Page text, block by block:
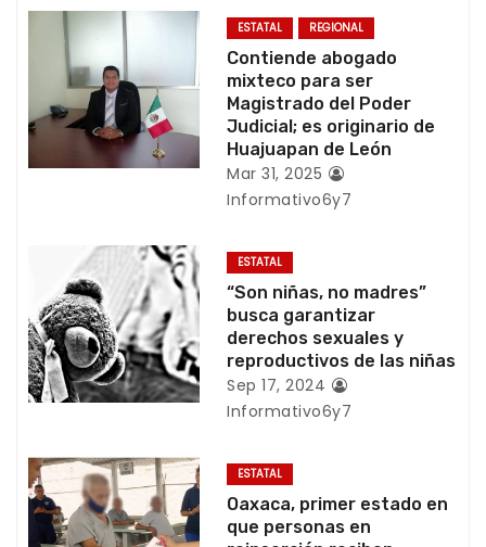
a
i
ó
e
e
n
r
a
ESTATAL REGIONAL
Contiende abogado
mixteco para ser
Magistrado del Poder
Judicial; es originario de
Huajuapan de León
Mar 31, 2025
Informativo6y7
ESTATAL
“Son niñas, no madres”
busca garantizar
derechos sexuales y
reproductivos de las niñas
Sep 17, 2024
Informativo6y7
ESTATAL
Oaxaca, primer estado en
que personas en